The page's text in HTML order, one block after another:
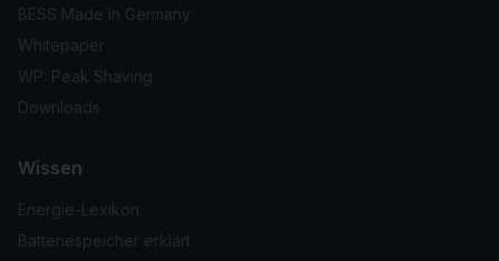
BESS Made in Germany
Whitepaper
WP: Peak Shaving
Downloads
Wissen
Energie-Lexikon
Batteriespeicher erklärt